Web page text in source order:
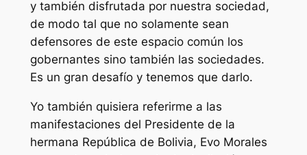
y también disfrutada por nuestra sociedad,
de modo tal que no solamente sean
defensores de este espacio común los
gobernantes sino también las sociedades.
Es un gran desafío y tenemos que darlo.
Yo también quisiera referirme a las
manifestaciones del Presidente de la
hermana República de Bolivia, Evo Morales